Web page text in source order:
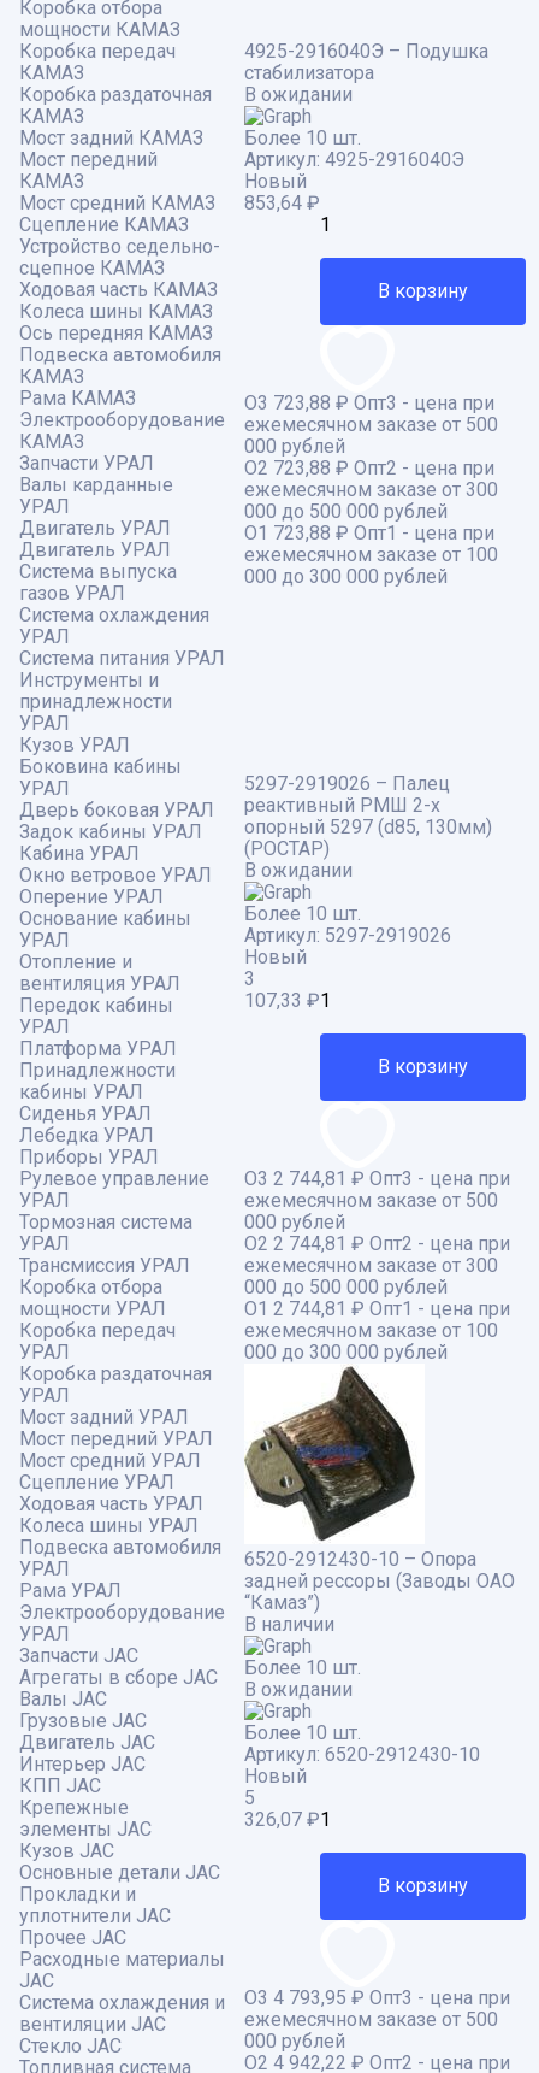
Коробка отбора
мощности КАМАЗ
Коробка передач
КАМАЗ
Коробка раздаточная
КАМАЗ
Мост задний КАМАЗ
Мост передний
КАМАЗ
Мост средний КАМАЗ
Сцепление КАМАЗ
Устройство седельно-
сцепное КАМАЗ
Ходовая часть КАМАЗ
Колеса шины КАМАЗ
Ось передняя КАМАЗ
Подвеска автомобиля
КАМАЗ
Рама КАМАЗ
Электрооборудование
КАМАЗ
Запчасти УРАЛ
Валы карданные
УРАЛ
Двигатель УРАЛ
Двигатель УРАЛ
Система выпуска
газов УРАЛ
Система охлаждения
УРАЛ
Система питания УРАЛ
Инструменты и
принадлежности
УРАЛ
Кузов УРАЛ
Боковина кабины
УРАЛ
Дверь боковая УРАЛ
Задок кабины УРАЛ
Кабина УРАЛ
Окно ветровое УРАЛ
Оперение УРАЛ
Основание кабины
УРАЛ
Отопление и
вентиляция УРАЛ
Передок кабины
УРАЛ
Платформа УРАЛ
Принадлежности
кабины УРАЛ
Сиденья УРАЛ
Лебедка УРАЛ
Приборы УРАЛ
Рулевое управление
УРАЛ
Тормозная система
УРАЛ
Трансмиссия УРАЛ
Коробка отбора
мощности УРАЛ
Коробка передач
УРАЛ
Коробка раздаточная
УРАЛ
Мост задний УРАЛ
Мост передний УРАЛ
Мост средний УРАЛ
Сцепление УРАЛ
Ходовая часть УРАЛ
Колеса шины УРАЛ
Подвеска автомобиля
УРАЛ
Рама УРАЛ
Электрооборудование
УРАЛ
Запчасти JAC
Агрегаты в сборе JAC
Валы JAC
Грузовые JAC
Двигатель JAC
Интерьер JAC
КПП JAC
Крепежные
элементы JAC
Кузов JAC
Основные детали JAC
Прокладки и
уплотнители JAC
Прочее JAC
Расходные материалы
JAC
Система охлаждения и
вентиляции JAC
Стекло JAC
Топливная система
4925-2916040Э – Подушка
стабилизатора
В ожидании
Более 10 шт.
Артикул: 4925-2916040Э
Новый
853,64 ₽
В корзину
О3 723,88 ₽ Опт3 - цена при
ежемесячном заказе от 500
000 рублей
О2 723,88 ₽ Опт2 - цена при
ежемесячном заказе от 300
000 до 500 000 рублей
О1 723,88 ₽ Опт1 - цена при
ежемесячном заказе от 100
000 до 300 000 рублей
5297-2919026 – Палец
реактивный РМШ 2-х
опорный 5297 (d85, 130мм)
(РОСТАР)
В ожидании
Более 10 шт.
Артикул: 5297-2919026
Новый
3
107,33 ₽
В корзину
О3 2 744,81 ₽ Опт3 - цена при
ежемесячном заказе от 500
000 рублей
О2 2 744,81 ₽ Опт2 - цена при
ежемесячном заказе от 300
000 до 500 000 рублей
О1 2 744,81 ₽ Опт1 - цена при
ежемесячном заказе от 100
000 до 300 000 рублей
6520-2912430-10 – Опора
задней рессоры (Заводы ОАО
“Камаз”)
В наличии
Более 10 шт.
В ожидании
Более 10 шт.
Артикул: 6520-2912430-10
Новый
5
326,07 ₽
В корзину
О3 4 793,95 ₽ Опт3 - цена при
ежемесячном заказе от 500
000 рублей
О2 4 942,22 ₽ Опт2 - цена при